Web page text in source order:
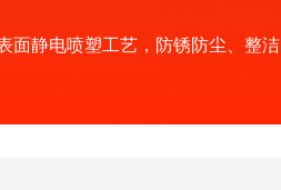
面静电喷塑工艺，防锈防尘、整洁